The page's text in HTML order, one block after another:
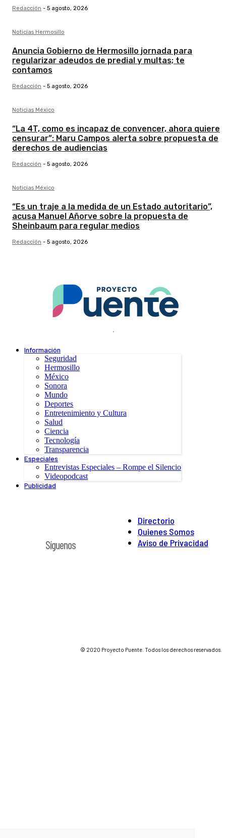
Redacción - 5 agosto, 2026
Noticias Hermosillo
Anuncia Gobierno de Hermosillo jornada para
regularizar adeudos de predial y multas; te
contamos
Redacción - 5 agosto, 2026
Noticias México
“La 4T, como es incapaz de convencer, ahora quiere
censurar”: Maru Campos alerta sobre propuesta de
derechos de audiencias
Redacción - 5 agosto, 2026
Noticias México
“Es un traje a la medida de un Estado autoritario”,
acusa Manuel Añorve sobre la propuesta de
Sheinbaum para regular medios
Redacción - 5 agosto, 2026
.
Información
Seguridad
Hermosillo
México
Sonora
Mundo
Deportes
Entretenimiento y Cultura
Salud
Ciencia
Tecnología
Transparencia
Especiales
Entrevistas Especiales – Rompe el Silencio
Videopodcast
Publicidad
Directorio
Quienes Somos
Aviso de Privacidad
Síguenos
© 2020 Proyecto Puente. Todos los derechos reservados.